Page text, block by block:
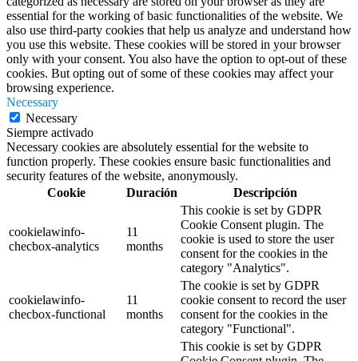
essential for the working of basic functionalities of the website. We
also use third-party cookies that help us analyze and understand how
you use this website. These cookies will be stored in your browser
only with your consent. You also have the option to opt-out of these
cookies. But opting out of some of these cookies may affect your
browsing experience.
Necessary
Necessary
Siempre activado
Necessary cookies are absolutely essential for the website to
function properly. These cookies ensure basic functionalities and
security features of the website, anonymously.
Cookie
Duración Descripción
cookielawinfo-
checbox-analytics
11
months
This cookie is set by GDPR
Cookie Consent plugin. The
cookie is used to store the user
consent for the cookies in the
category "Analytics".
cookielawinfo-
checbox-functional
11
months
The cookie is set by GDPR
cookie consent to record the user
consent for the cookies in the
category "Functional".
This cookie is set by GDPR